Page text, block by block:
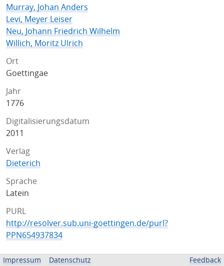
Murray, Johan Anders
Levi, Meyer Leiser
Neu, Johann Friedrich Wilhelm
Willich, Moritz Ulrich
Ort
Goettingae
Jahr
1776
Digitalisierungsdatum
2011
Verlag
Dieterich
Sprache
Latein
PURL
http://resolver.sub.uni-goettingen.de/purl?
PPN654937834
ZUGEHÖRIGE QUELLEN
Impressum Datenschutz Feedback